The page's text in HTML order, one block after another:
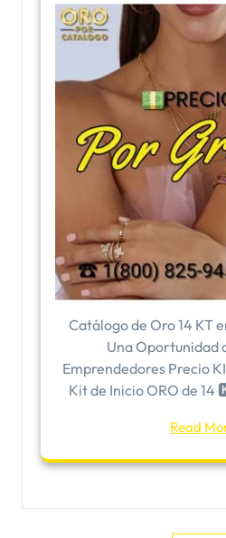
Catálogo de Oro 14 KT
Una Oportunidad
Emprendedores Precio
Kit de Inicio ORO de
Read